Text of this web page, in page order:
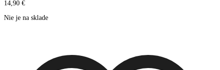
14,90 €
Nie je na sklade